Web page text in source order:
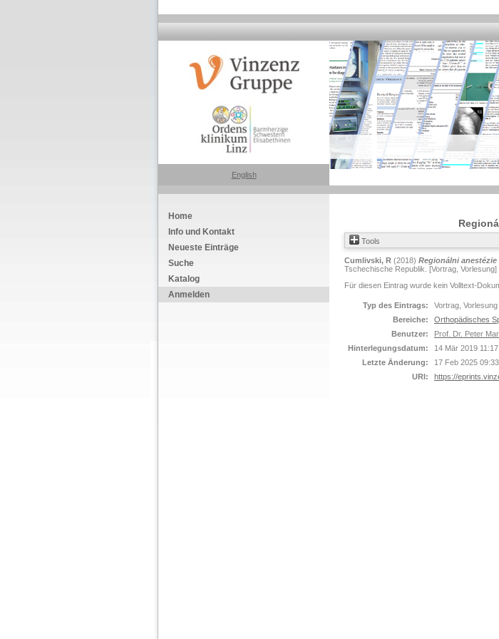
English
Home
Info und Kontakt
Neueste Einträge
Suche
Katalog
Anmelden
Tools
Cumlivski, R (2018) Regionálni
Tschechische Republik. [Vortrag, Vorlesung]
Für diesen Eintrag wurde kein Volltext-
Typ des Eintrags:
Vortrag, Vorlesung
Bereiche:
Orthopädisches
Benutzer:
Prof. Dr. Peter
Hinterlegungsdatum:
14 Mär 2019 11:17
Letzte Änderung:
17 Feb 2025 09:33
URI:
https://